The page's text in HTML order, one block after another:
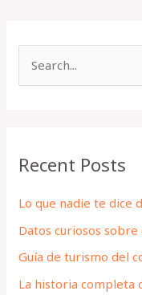
c
f
o
r
:
Recent Posts
Lo que nadie te dice
Datos curiosos
Guía de turismo del
La historia completa